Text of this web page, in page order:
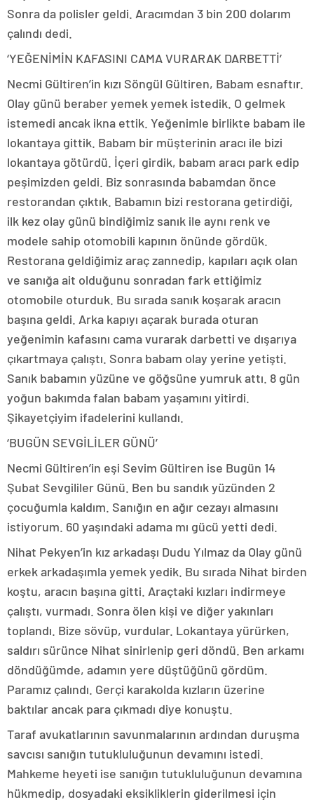
Sonra da polisler geldi. Aracımdan 3 bin 200 dolarım
çalındı dedi.
‘YEĞENİMİN KAFASINI CAMA VURARAK DARBETTİ’
Necmi Gültiren’in kızı Söngül Gültiren, Babam esnaftır.
Olay günü beraber yemek yemek istedik. O gelmek
istemedi ancak ikna ettik. Yeğenimle birlikte babam ile
lokantaya gittik. Babam bir müşterinin aracı ile bizi
lokantaya götürdü. İçeri girdik, babam aracı park edip
peşimizden geldi. Biz sonrasında babamdan önce
restorandan çıktık. Babamın bizi restorana getirdiği,
ilk kez olay günü bindiğimiz sanık ile aynı renk ve
modele sahip otomobili kapının önünde gördük.
Restorana geldiğimiz araç zannedip, kapıları açık olan
ve sanığa ait olduğunu sonradan fark ettiğimiz
otomobile oturduk. Bu sırada sanık koşarak aracın
başına geldi. Arka kapıyı açarak burada oturan
yeğenimin kafasını cama vurarak darbetti ve dışarıya
çıkartmaya çalıştı. Sonra babam olay yerine yetişti.
Sanık babamın yüzüne ve göğsüne yumruk attı. 8 gün
yoğun bakımda falan babam yaşamını yitirdi.
Şikayetçiyim ifadelerini kullandı.
‘BUGÜN SEVGİLİLER GÜNÜ’
Necmi Gültiren’in eşi Sevim Gültiren ise Bugün 14
Şubat Sevgililer Günü. Ben bu sandık yüzünden 2
çocuğumla kaldım. Sanığın en ağır cezayı almasını
istiyorum. 60 yaşındaki adama mı gücü yetti dedi.
Nihat Pekyen’in kız arkadaşı Dudu Yılmaz da Olay günü
erkek arkadaşımla yemek yedik. Bu sırada Nihat birden
koştu, aracın başına gitti. Araçtaki kızları indirmeye
çalıştı, vurmadı. Sonra ölen kişi ve diğer yakınları
toplandı. Bize sövüp, vurdular. Lokantaya yürürken,
saldırı sürünce Nihat sinirlenip geri döndü. Ben arkamı
döndüğümde, adamın yere düştüğünü gördüm.
Paramız çalındı. Gerçi karakolda kızların üzerine
baktılar ancak para çıkmadı diye konuştu.
Taraf avukatlarının savunmalarının ardından duruşma
savcısı sanığın tutukluluğunun devamını istedi.
Mahkeme heyeti ise sanığın tutukluluğunun devamına
hükmedip, dosyadaki eksikliklerin giderilmesi için